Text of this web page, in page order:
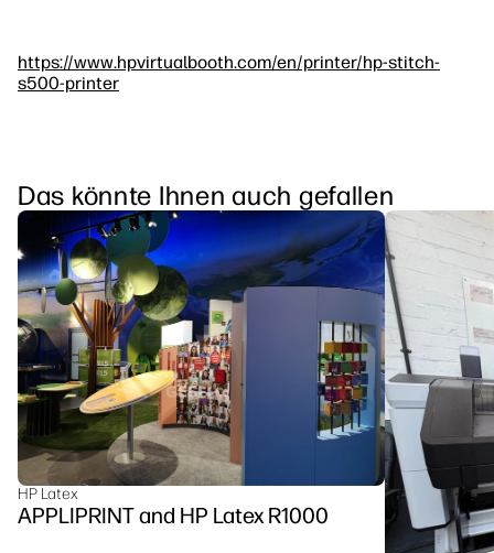
https://www.hpvirtualbooth.com/en/printer/hp-stitch-
s500-printer
Das könnte Ihnen auch gefallen
HP Latex
APPLIPRINT and HP Latex R1000